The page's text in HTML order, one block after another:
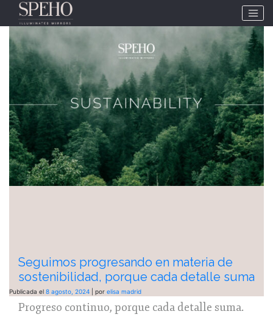
Etiqueta:
Seguimos progresando en materia de
sostenibilidad, porque cada detalle suma
Publicada el 8 agosto, 2024 por elisa madrid
Progreso continuo, porque cada detalle suma.